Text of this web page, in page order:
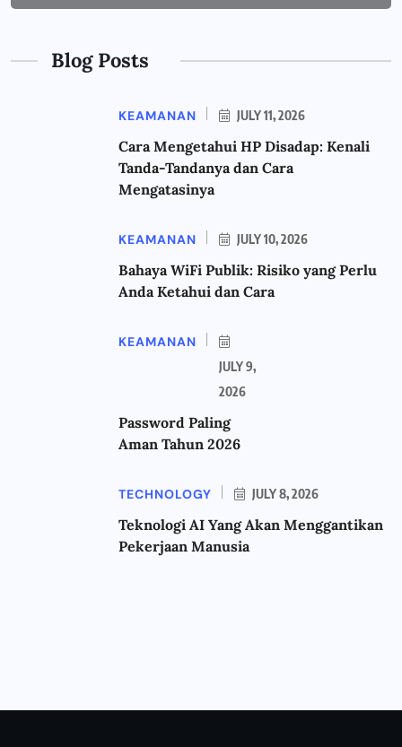
Blog Posts
KEAMANAN JULY 11, 2026
Cara Mengetahui HP Disadap: Kenali
Tanda-Tandanya dan Cara
Mengatasinya
KEAMANAN JULY 10, 2026
Bahaya WiFi Publik: Risiko yang Perlu
Anda Ketahui dan Cara
KEAMANAN
JULY 9,
2026
Password Paling
Aman Tahun 2026
TECHNOLOGY JULY 8, 2026
Teknologi AI Yang Akan Menggantikan
Pekerjaan Manusia